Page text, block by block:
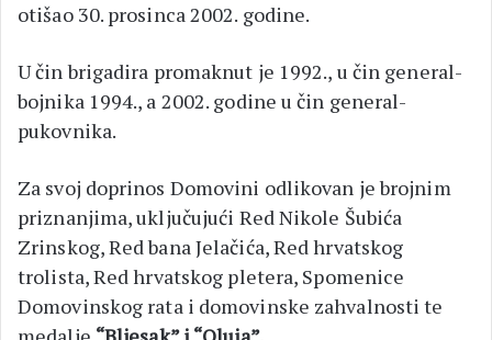
otišao 30. prosinca 2002. godine.
U čin brigadira promaknut je 1992., u čin general-
bojnika 1994., a 2002. godine u čin general-
pukovnika.
Za svoj doprinos Domovini odlikovan je brojnim
priznanjima, uključujući Red Nikole Šubića
Zrinskog, Red bana Jelačića, Red hrvatskog
trolista, Red hrvatskog pletera, Spomenice
Domovinskog rata i domovinske zahvalnosti te